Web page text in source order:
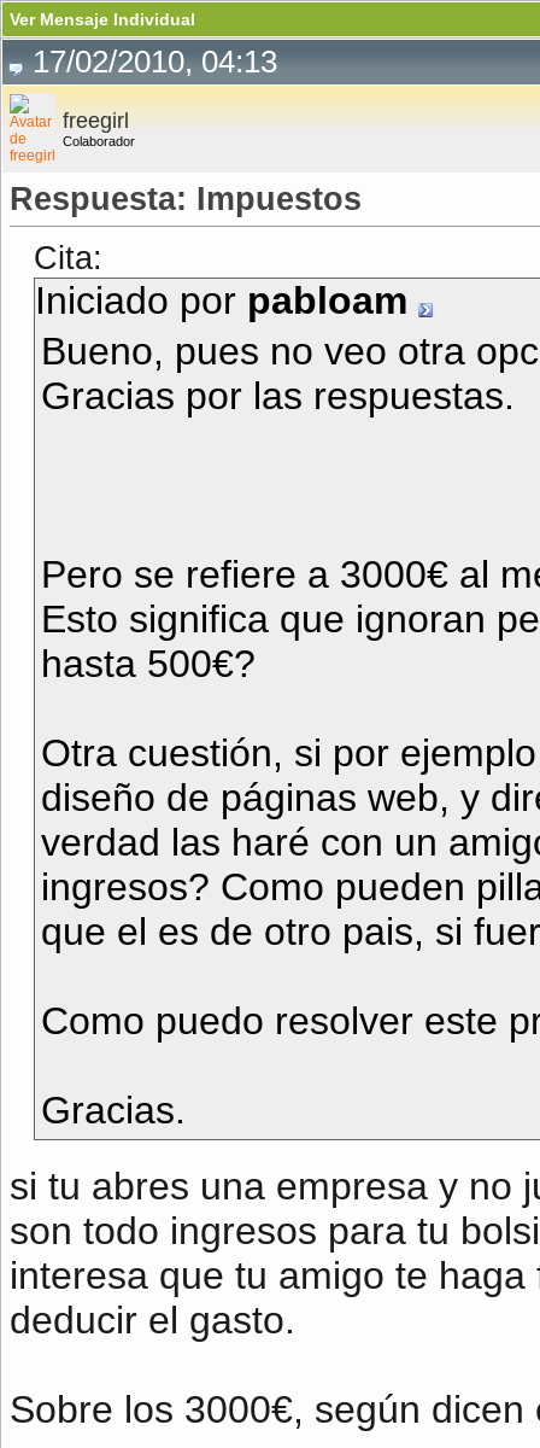
Ver Mensaje Individual
17/02/2010, 04:13
freegirl
Colaborador
Respuesta: Impuestos
Cita:
Iniciado por pabloam
Bueno, pues no veo otra
Gracias por las respuestas.
Pero se refiere a 3000€ al
Esto significa que ignoran
hasta 500€?
Otra cuestión, si por
diseño de páginas web, y
verdad las haré con un
ingresos? Como pueden
que el es de otro pais, si
Como puedo resolver este
Gracias.
si tu abres una empresa y no
son todo ingresos para tu
interesa que tu amigo te
deducir el gasto.
Sobre los 3000€, según dicen